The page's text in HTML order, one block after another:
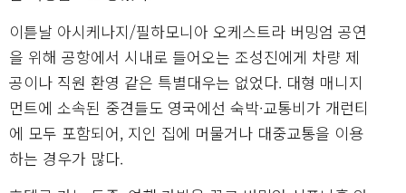
이튿날 아시케나지/필하모니아 오케스트라 버밍엄 공연
을 위해 공항에서 시내로 들어오는 조성진에게 차량 제
공이나 직원 환영 같은 특별대우는 없었다. 대형 매니지
먼트에 소속된 중견들도 영국에선 숙박·교통비가 개런티
에 모두 포함되어, 지인 집에 머물거나 대중교통을 이용
하는 경우가 많다.